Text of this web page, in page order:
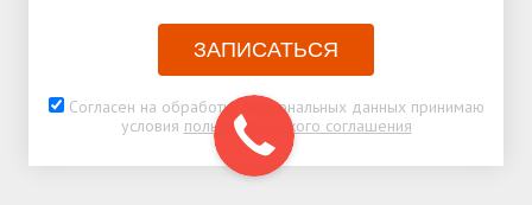
ЗАПИСАТЬСЯ
Согласен на обработку персональных данных принимаю
условия пользовательского соглашения